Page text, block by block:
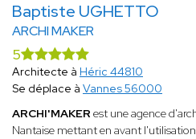
Baptiste UGHETTO
ARCHI MAKER
5
Architecte à Héric 44810
Se déplace à Vannes 56000
ARCHI'MAKER est une agence
Nantaise mettant en avant